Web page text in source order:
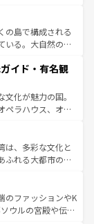
、エンターテイ
。一方、アメリカ
ニオンやイエロー
融合した独特の
異なる魅力を楽
じることができ
旅も、アメリカ
の島で構成される
いる。大自然の神
といえばオアフ
やカウアイ島が
はじめ、豊かな
ピリット」と呼ば
ンミュージッ
ハワイの魅力を彩
が待っているハ
イド・有名観
化が魅力の国。
ペラハウス、オー
（エアーズロッ
ンズの熱帯雨林な
やワイン、オージ
ーフィンやダイ
きにはたまらな
に味わいつくそ
は、多彩な文化と
ふれる大都市の台
ど、都市の喧騒
人に新しい発見と
台湾の食文化も魅
のファッションやK
ウルの宮殿や伝統